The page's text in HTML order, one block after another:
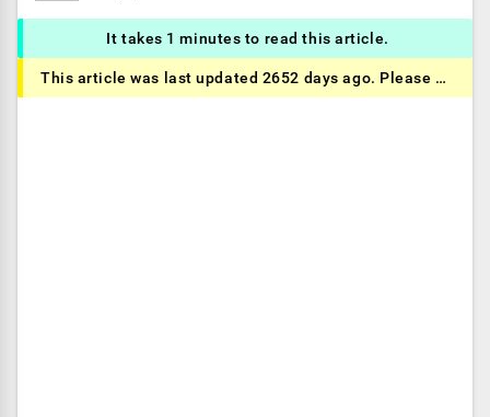
It takes 1 minutes to read this article.
This article was last updated 2652 days ago. Please use caution.